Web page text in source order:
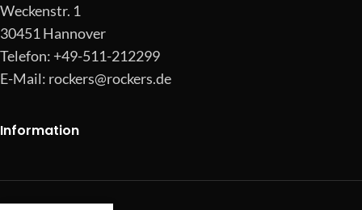
Weckenstr. 1
30451 Hannover
Telefon: +49-511-212299
E-Mail: rockers@rockers.de
Information